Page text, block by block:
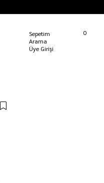
Sepetim
0
Üye Girişi